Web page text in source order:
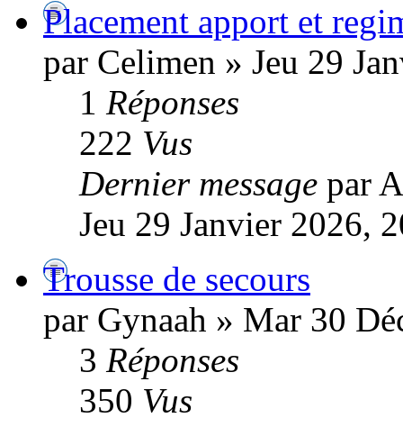
Placement apport et
par Celimen » Jeu 29
1 Réponses
222 Vus
Dernier message par
Jeu 29 Janvier 2026,
Trousse de secours
par Gynaah » Mar 30
3 Réponses
350 Vus